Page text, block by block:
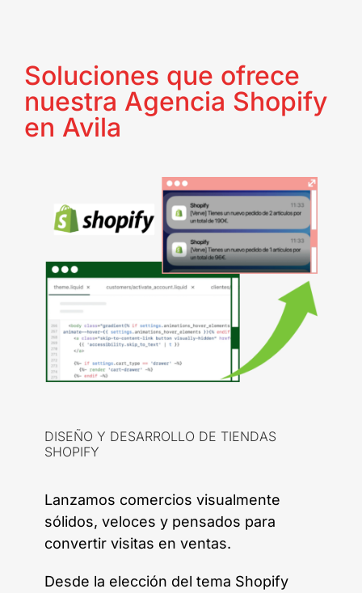
Soluciones que ofrece
nuestra Agencia Shopify
en Avila
DISEÑO Y DESARROLLO DE TIENDAS
SHOPIFY
Lanzamos comercios visualmente
sólidos, veloces y pensados para
convertir visitas en ventas.
Desde la elección del tema Shopify